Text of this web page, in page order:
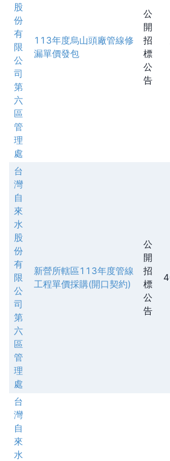
股
份
有
限
公
司
第
六
區
管
理
處
113年度烏山頭廠管線修
漏單價發包
公
開
招
標
公
告
台
灣
自
來
水
股
份
有
限
公
司
第
六
區
管
理
處
新營所轄區113年度管線
工程單價採購(開口契約)
公
開
招
標
公
告
台
灣
自
來
水